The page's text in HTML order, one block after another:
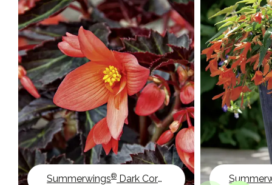
Summerwings® Dark Coral Elegance